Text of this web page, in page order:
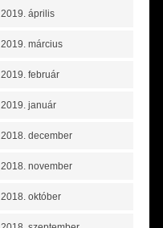
2019. április
2019. március
2019. február
2019. január
2018. december
2018. november
2018. október